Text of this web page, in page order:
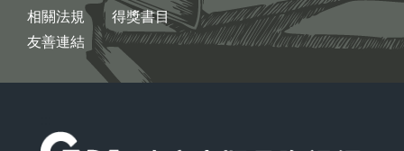
相關法規
友善連結
得獎書目